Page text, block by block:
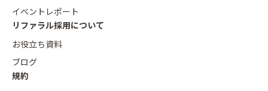
イベントレポート
リファラル採用について
お役立ち資料
ブログ
規約